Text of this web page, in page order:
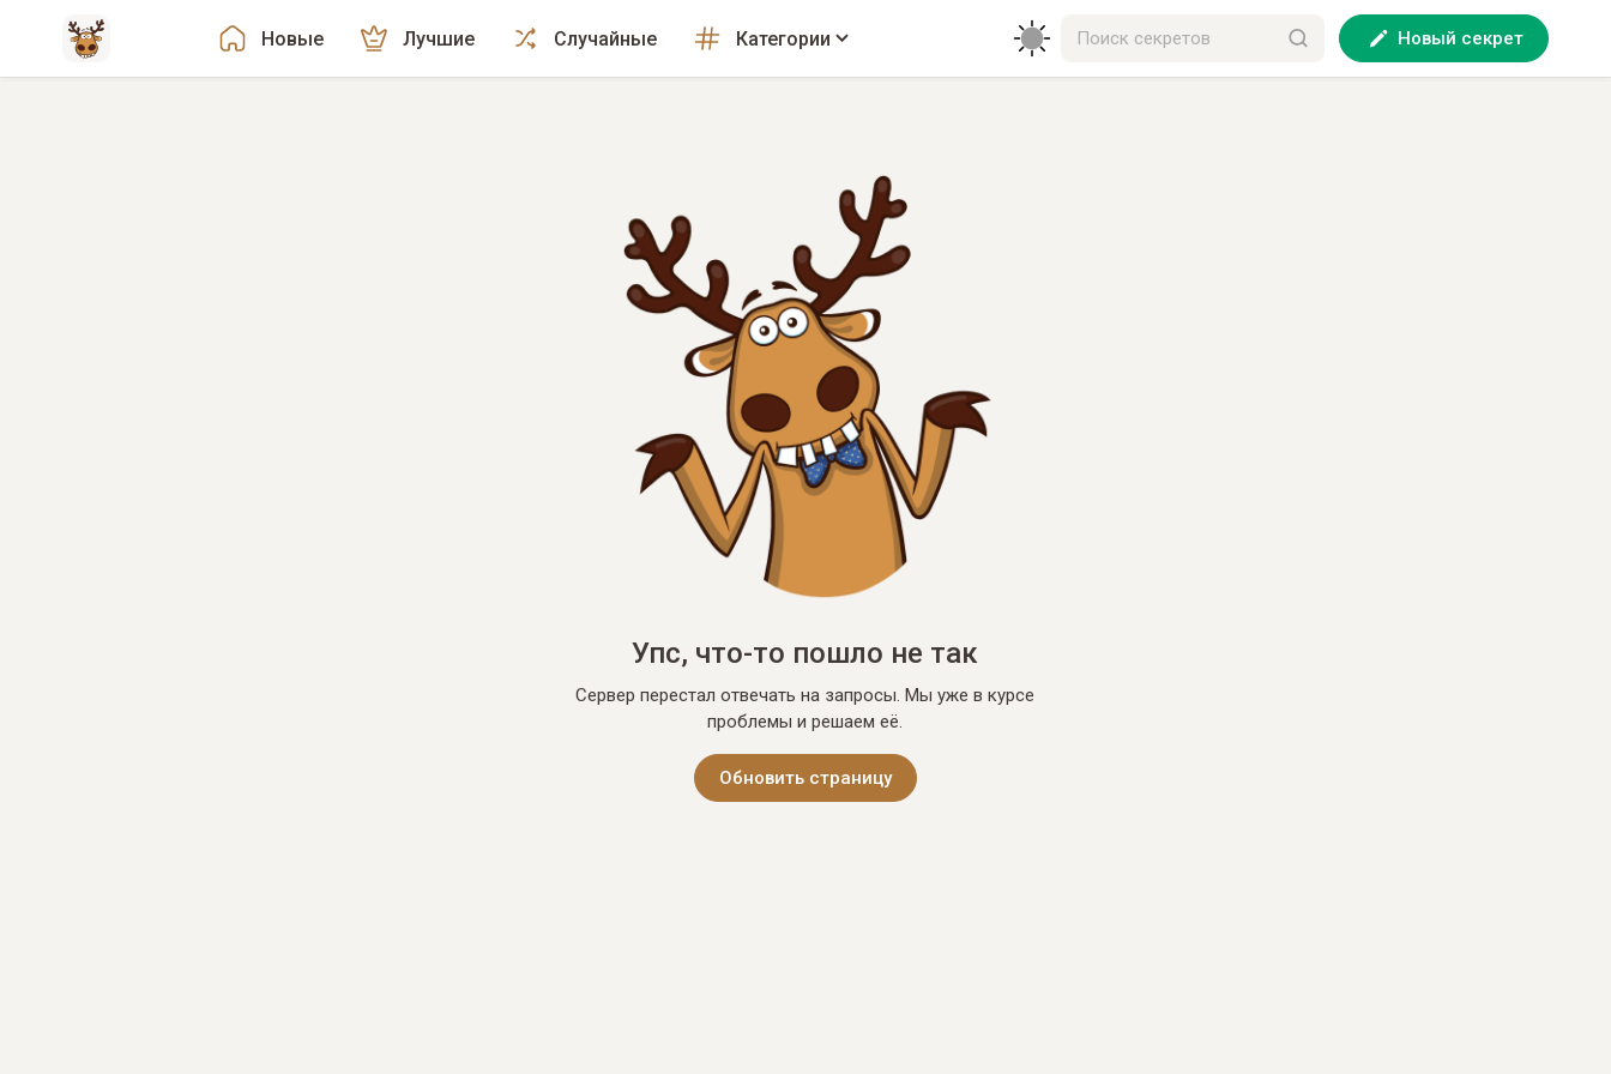
Новые Лучшие Случайные Категории Новый секрет
Упс, что-то пошло не так
Сервер перестал отвечать на запросы. Мы уже в курсе
проблемы и решаем её.
Обновить страницу